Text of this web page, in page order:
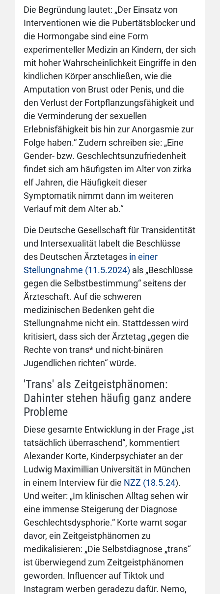
Die Begründung lautet: „Der Einsatz von
Interventionen wie die Pubertätsblocker und
die Hormongabe sind eine Form
experimenteller Medizin an Kindern, der sich
mit hoher Wahrscheinlichkeit Eingriffe in den
kindlichen Körper anschließen, wie die
Amputation von Brust oder Penis, und die
den Verlust der Fortpflanzungsfähigkeit und
die Verminderung der sexuellen
Erlebnisfähigkeit bis hin zur Anorgasmie zur
Folge haben.“ Zudem schreiben sie: „Eine
Gender- bzw. Geschlechtsunzufriedenheit
findet sich am häufigsten im Alter von zirka
elf Jahren, die Häufigkeit dieser
Symptomatik nimmt dann im weiteren
Verlauf mit dem Alter ab.“
Die Deutsche Gesellschaft für Transidentität
und Intersexualität labelt die Beschlüsse
des Deutschen Ärztetages in einer
Stellungnahme (11.5.2024) als „Beschlüsse
gegen die Selbstbestimmung“ seitens der
Ärzteschaft. Auf die schweren
medizinischen Bedenken geht die
Stellungnahme nicht ein. Stattdessen wird
kritisiert, dass sich der Ärztetag „gegen die
Rechte von trans* und nicht-binären
Jugendlichen richten“ würde.
'Trans' als Zeitgeistphänomen:
Dahinter stehen häufig ganz andere
Probleme
Diese gesamte Entwicklung in der Frage „ist
tatsächlich überraschend“, kommentiert
Alexander Korte, Kinderpsychiater an der
Ludwig Maximillian Universität in München
in einem Interview für die NZZ (18.5.24).
Und weiter: „Im klinischen Alltag sehen wir
eine immense Steigerung der Diagnose
Geschlechtsdysphorie.“ Korte warnt sogar
davor, ein Zeitgeistphänomen zu
medikalisieren: „Die Selbstdiagnose „trans“
ist überwiegend zum Zeitgeistphänomen
geworden. Influencer auf Tiktok und
Instagram werben geradezu dafür. Nemo,